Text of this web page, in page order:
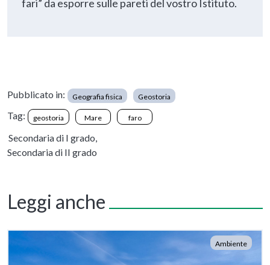
fari” da esporre sulle pareti del vostro Istituto.
Pubblicato in: Geografia fisica Geostoria
Tag: geostoria Mare faro
Secondaria di I grado,
Secondaria di II grado
Leggi anche
Ambiente